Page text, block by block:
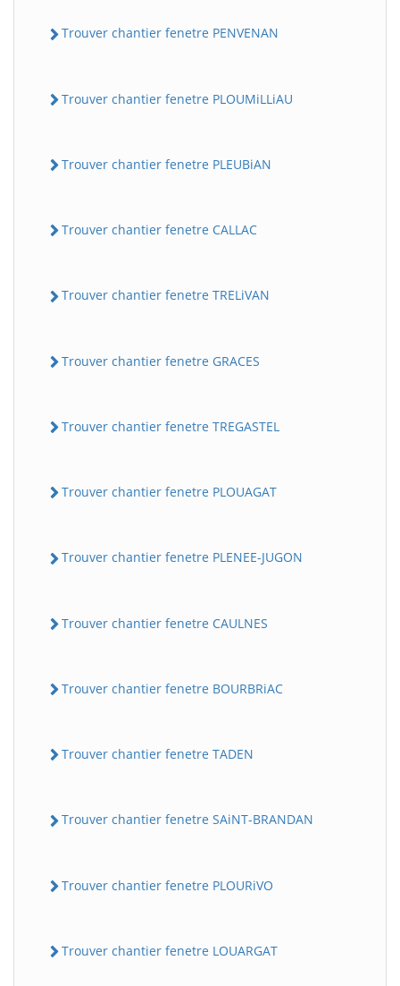
Trouver chantier fenetre PENVENAN
Trouver chantier fenetre PLOUMiLLiAU
Trouver chantier fenetre PLEUBiAN
Trouver chantier fenetre CALLAC
Trouver chantier fenetre TRELiVAN
Trouver chantier fenetre GRACES
Trouver chantier fenetre TREGASTEL
Trouver chantier fenetre PLOUAGAT
Trouver chantier fenetre PLENEE-JUGON
Trouver chantier fenetre CAULNES
Trouver chantier fenetre BOURBRiAC
Trouver chantier fenetre TADEN
Trouver chantier fenetre SAiNT-BRANDAN
Trouver chantier fenetre PLOURiVO
Trouver chantier fenetre LOUARGAT